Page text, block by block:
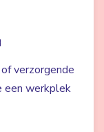
verzorgende
een werkplek